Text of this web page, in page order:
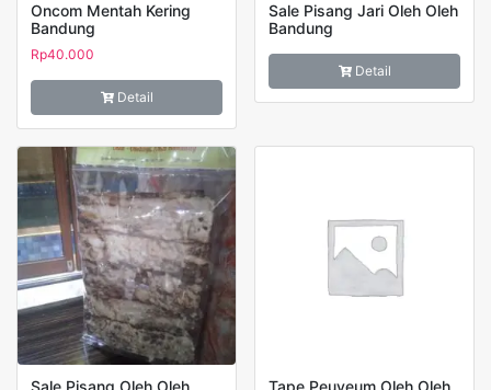
Oncom Mentah Kering
Bandung
Rp40.000
Detail
Sale Pisang Jari Oleh Oleh
Bandung
Detail
Sale Pisang Oleh Oleh Tape Peuyeum Oleh Oleh